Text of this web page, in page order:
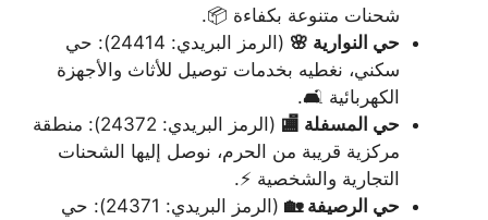
شحنات متنوعة بكفاءة 📦.
حي النوارية 🌸
(الرمز البريدي: 24414): حي
سكني، نغطيه بخدمات توصيل للأثاث والأجهزة
الكهربائية 🛋️.
حي المسفلة 🏬
(الرمز البريدي: 24372): منطقة
مركزية قريبة من الحرم، نوصل إليها الشحنات
التجارية والشخصية ⚡.
حي الرصيفة 🏡
(الرمز البريدي: 24371): حي